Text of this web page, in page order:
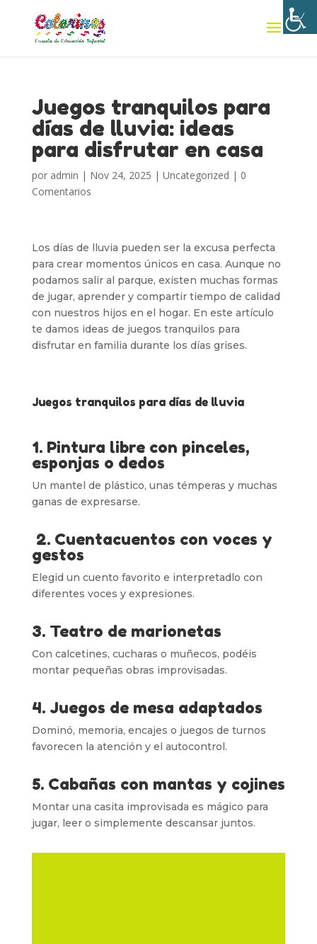
Juegos tranquilos para
días de lluvia: ideas
para disfrutar en casa
por admin | Nov 24, 2025 | Uncategorized | 0
Comentarios
Los días de lluvia pueden ser la excusa perfecta
para crear momentos únicos en casa. Aunque no
podamos salir al parque, existen muchas formas
de jugar, aprender y compartir tiempo de calidad
con nuestros hijos en el hogar. En este artículo
te damos ideas de juegos tranquilos para
disfrutar en familia durante los días grises.
Juegos tranquilos para días de lluvia
1. Pintura libre con pinceles,
esponjas o dedos
Un mantel de plástico, unas témperas y muchas
ganas de expresarse.
2. Cuentacuentos con voces y
gestos
Elegid un cuento favorito e interpretadlo con
diferentes voces y expresiones.
3. Teatro de marionetas
Con calcetines, cucharas o muñecos, podéis
montar pequeñas obras improvisadas.
4. Juegos de mesa adaptados
Dominó, memoria, encajes o juegos de turnos
favorecen la atención y el autocontrol.
5. Cabañas con mantas y cojines
Montar una casita improvisada es mágico para
jugar, leer o simplemente descansar juntos.